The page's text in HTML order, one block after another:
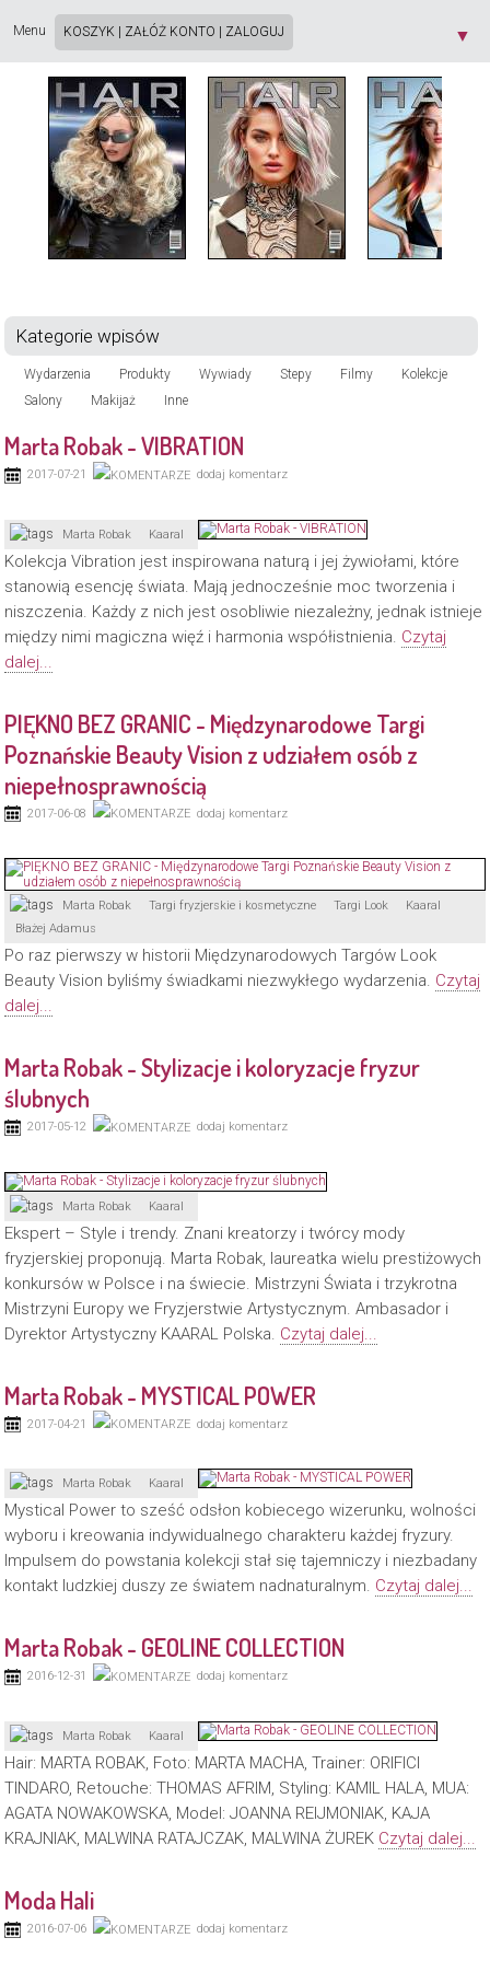
Menu ▼
KOSZYK ZAŁÓŻ KONTO ZALOGUJ
Kategorie wpisów
Wydarzenia Produkty Wywiady Stepy Filmy
Kolekcje
Salony
Makijaż Inne
Marta Robak - VIBRATION
2017-07-21 dodaj komentarz
Marta Robak Kaaral
Kolekcja Vibration jest inspirowana naturą i jej żywiołami, które
stanowią esencję świata. Mają jednocześnie moc tworzenia i
niszczenia. Każdy z nich jest osobliwie niezależny, jednak istnieje
między nimi magiczna więź i harmonia współistnienia. Czytaj
dalej...
PIĘKNO BEZ GRANIC - Międzynarodowe Targi
Poznańskie Beauty Vision z udziałem osób z
niepełnosprawnością
2017-06-08 dodaj komentarz
Marta Robak Targi fryzjerskie i kosmetyczne Targi Look
Kaaral
Błażej Adamus
Po raz pierwszy w historii Międzynarodowych Targów Look
Beauty Vision byliśmy świadkami niezwykłego wydarzenia. Czytaj
dalej...
Marta Robak - Stylizacje i koloryzacje fryzur
ślubnych
2017-05-12 dodaj komentarz
Marta Robak Kaaral
Ekspert – Style i trendy. Znani kreatorzy i twórcy mody
fryzjerskiej proponują. Marta Robak, laureatka wielu prestiżowych
konkursów w Polsce i na świecie. Mistrzyni Świata i trzykrotna
Mistrzyni Europy we Fryzjerstwie Artystycznym. Ambasador i
Dyrektor Artystyczny KAARAL Polska. Czytaj dalej...
Marta Robak - MYSTICAL POWER
2017-04-21 dodaj komentarz
Marta Robak Kaaral
Mystical Power to sześć odsłon kobiecego wizerunku, wolności
wyboru i kreowania indywidualnego charakteru każdej fryzury.
Impulsem do powstania kolekcji stał się tajemniczy i niezbadany
kontakt ludzkiej duszy ze światem nadnaturalnym. Czytaj dalej...
Marta Robak - GEOLINE COLLECTION
2016-12-31 dodaj komentarz
Marta Robak Kaaral
Hair: MARTA ROBAK, Foto: MARTA MACHA, Trainer: ORIFICI
TINDARO, Retouche: THOMAS AFRIM, Styling: KAMIL HALA, MUA:
AGATA NOWAKOWSKA, Model: JOANNA REIJMONIAK, KAJA
KRAJNIAK, MALWINA RATAJCZAK, MALWINA ŻUREK Czytaj dalej...
Moda Hali
2016-07-06 dodaj komentarz
cookie, zgodnie z aktualnymi ustawieniami przeglądarki. Dowiedz się więcej o
Prywatności [X]